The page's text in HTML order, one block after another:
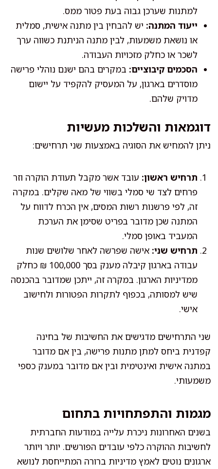
למתנות שערכן גבוה בעת פטור ממס.
ייעוד המתנה: יש להבחין בין מתנה אישית, סמלית
או נושאת משמעות, לבין מתנה הניתנת כשווה ערך
לשכר או כחלק מזכויות העבודה.
הסכמים קיבוציים: במקרים בהם ישנם נוהלי פרישה
מוסדרים בארגון, על המעסיק להקפיד על יישום
מדויק שלהם.
דוגמאות והשלכות מעשיות
ניתן להמחיש את הסוגיה באמצעות שני תרחישים:
תרחיש ראשון: עובד אשר מקבל תעודת הוקרה וזר
פרחים לצד שי סמלי בשווי של מאה שקלים. במקרה
זה, לפי פרשנות רשות המסים, אין הכרח לדווח על
המתנה שכן מדובר בפריט שסימן את הערכת
המעביד באופן סמלי.
תרחיש שני: אישה שפרשה לאחר שלושים שנות
עבודה בארגון קיבלה מענק בסך 100,000 ₪ כחלק
ממדיניות הארגון. במקרה זה, ייתכן שמדובר בהכנסה
שיש למסותה, בכפוף לתקרות הפטורות ולחישוב
אישי.
שני התרחישים מדגישים את החשיבות של בחינה
קפדנית ביחס למתן מתנות פרישה, בין אם מדובר
במתנה אישית ואינטימית ובין אם מדובר במענק כספי
משמעותי.
מגמות והתפתחויות בתחום
בשנים האחרונות ניכרת עלייה במודעות החברתית
לחשיבות ההוקרה כלפי עובדים הפורשים. יותר ויותר
ארגונים נוטים לאמץ מדיניות ברורה המתייחסת לנושא